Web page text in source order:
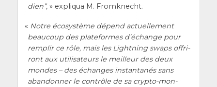
dien”,» expli­qua M. Fromknecht.
« Notre éco­sys­tème dépend actuel­le­ment
beau­coup des pla­te­formes d’é­change pour
rem­plir ce rôle, mais les Light­ning swaps offri­
ront aux uti­li­sa­teurs le meilleur des deux
mondes – des échanges ins­tan­ta­nés sans
aban­don­ner le contrôle de sa cryp­to-mon­